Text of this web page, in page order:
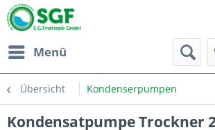
Menü
Übersicht Kondenserpumpen
Kondensatpumpe Trockner